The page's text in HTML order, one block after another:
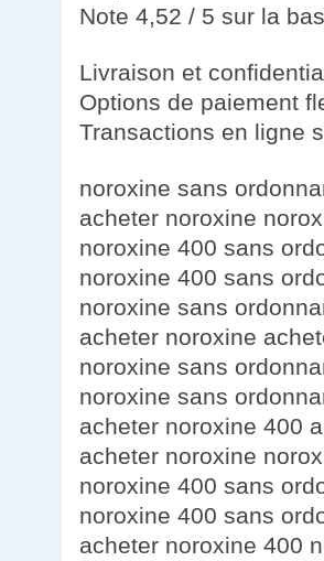
Note 4,52 / 5 sur la
Livraison et
Options de paiement
Transactions en ligne
noroxine sans
acheter noroxine
noroxine 400 sans
noroxine 400 sans
noroxine sans
acheter noroxine
noroxine sans
noroxine sans
acheter noroxine 400
acheter noroxine
noroxine 400 sans
noroxine 400 sans
acheter noroxine 400